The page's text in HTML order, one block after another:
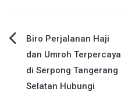
Post
navigation
Biro Perjalanan Haji
dan Umroh Terpercaya
di Serpong Tangerang
Selatan Hubungi